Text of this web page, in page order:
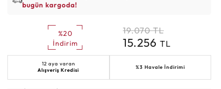
bugün kargoda!
%20
İndirim
19.070 TL
15.256 TL
12 aya varan
Alışveriş Kredisi
%3 Havale İndirimi